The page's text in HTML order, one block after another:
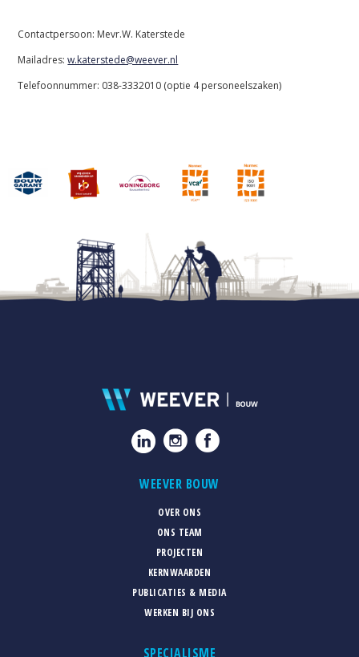
Contactpersoon: Mevr.W. Katerstede
Mailadres:w.katerstede@weever.nl
Telefoonnummer: 038-3332010 (optie 4 personeelszaken)
WEEVER BOUW
OVER ONS
ONS TEAM
PROJECTEN
KERNWAARDEN
PUBLICATIES & MEDIA
WERKEN BIJ ONS
SPECIALISME